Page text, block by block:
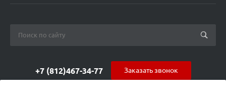
+7 (812)467-34-77 Заказать звонок